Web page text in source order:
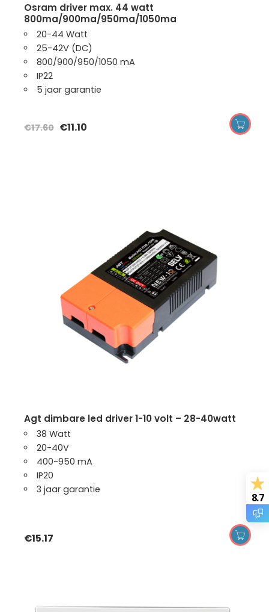
osram driver max. 44 watt
800ma/900ma/950ma/1050ma
20-44 Watt
25-42V (DC)
800/900/950/1050 mA
IP22
5 jaar garantie
€17.60 €11.10
agt dimbare led driver 1-10 volt – 28-40watt
38 Watt
20-40V
400-950 mA
IP20
3 jaar garantie
€15.17
8.7